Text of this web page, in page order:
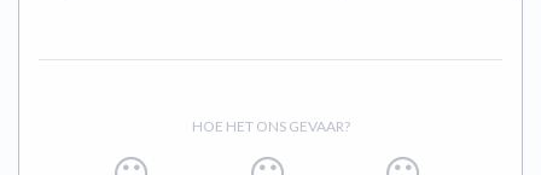
HOE HET ONS GEVAAR?